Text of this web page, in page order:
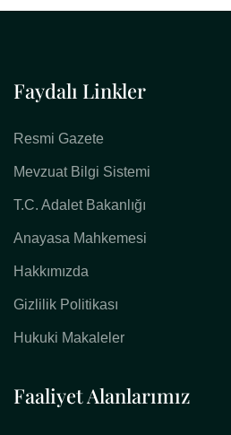
Faydalı Linkler
Resmi Gazete
Mevzuat Bilgi Sistemi
T.C. Adalet Bakanlığı
Anayasa Mahkemesi
Hakkımızda
Gizlilik Politikası
Hukuki Makaleler
Faaliyet Alanlarımız